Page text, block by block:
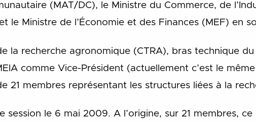
(MAT/DC), le Ministre du Commerce, de
le Ministre de l’Économie et des Finances (MEF) en
la recherche agronomique (CTRA), bras technique
comme Vice-Président (actuellement c’est le
21 membres représentant les structures liées à la
session le 6 mai 2009. A l’origine, sur 21 membres,